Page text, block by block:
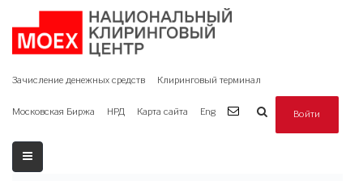
Зачисление денежных средств Клиринговый терминал
Московская Биржа НРД Карта сайта Eng Войти